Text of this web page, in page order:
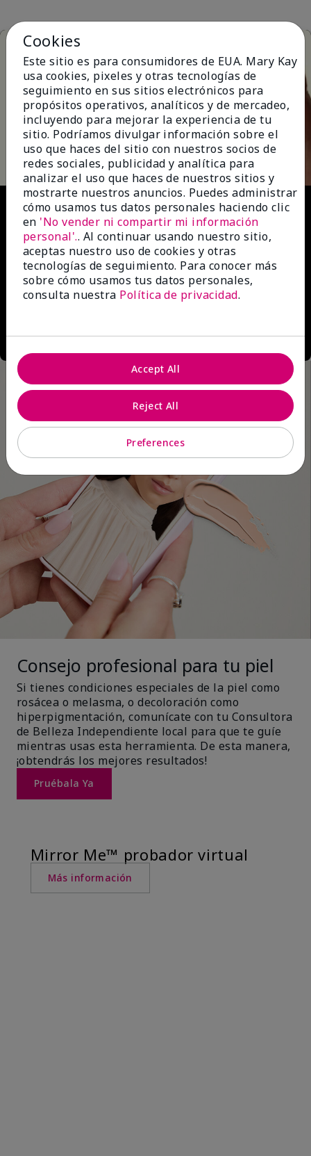
Play
Video
Consejo profesional para tu piel
Si tienes condiciones especiales de la piel como
rosácea o melasma, o decoloración como
hiperpigmentación, comunícate con tu Consultora
de Belleza Independiente local para que te guíe
mientras usas esta herramienta. De esta manera,
¡obtendrás los mejores resultados!
Pruébala Ya
Mirror Me™ probador virtual
Más información
Cookies
Este sitio es para consumidores de EUA. Mary Kay
usa cookies, pixeles y otras tecnologías de
seguimiento en sus sitios electrónicos para
propósitos operativos, analíticos y de mercadeo,
incluyendo para mejorar la experiencia de tu
sitio. Podríamos divulgar información sobre el
uso que haces del sitio con nuestros socios de
redes sociales, publicidad y analítica para
analizar el uso que haces de nuestros sitios y
mostrarte nuestros anuncios. Puedes administrar
cómo usamos tus datos personales haciendo clic
en 'No vender ni compartir mi información
personal'.. Al continuar usando nuestro sitio,
aceptas nuestro uso de cookies y otras
tecnologías de seguimiento. Para conocer más
sobre cómo usamos tus datos personales,
consulta nuestra Política de privacidad.
Preferences
Reject All
Accept All